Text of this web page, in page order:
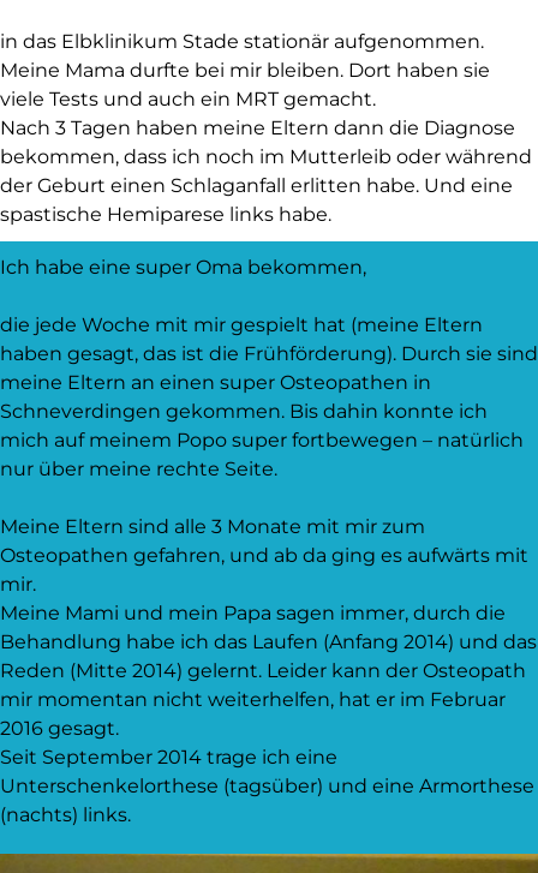
in das Elbklinikum Stade stationär aufgenommen.
Meine Mama durfte bei mir bleiben. Dort haben sie
viele Tests und auch ein MRT gemacht.
Nach 3 Tagen haben meine Eltern dann die Diagnose
bekommen, dass ich noch im Mutterleib oder während
der Geburt einen Schlaganfall erlitten habe. Und eine
spastische Hemiparese links habe.
Ich habe eine super Oma bekommen,
die jede Woche mit mir gespielt hat (meine Eltern
haben gesagt, das ist die Frühförderung). Durch sie sind
meine Eltern an einen super Osteopathen in
Schneverdingen gekommen. Bis dahin konnte ich
mich auf meinem Popo super fortbewegen – natürlich
nur über meine rechte Seite.
Meine Eltern sind alle 3 Monate mit mir zum
Osteopathen gefahren, und ab da ging es aufwärts mit
mir.
Meine Mami und mein Papa sagen immer, durch die
Behandlung habe ich das Laufen (Anfang 2014) und das
Reden (Mitte 2014) gelernt. Leider kann der Osteopath
mir momentan nicht weiterhelfen, hat er im Februar
2016 gesagt.
Seit September 2014 trage ich eine
Unterschenkelorthese (tagsüber) und eine Armorthese
(nachts) links.